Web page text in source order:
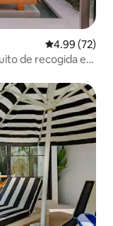
Calificación
4.99 (72)
de recogida en